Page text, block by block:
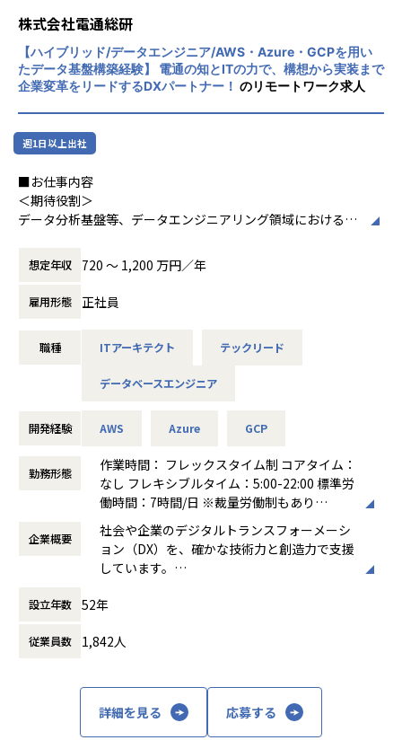
（賞与）に反映されます。
また、昇給のタイミングは年2回（7月、1月）です。プロジ
ェクト内での役割が上がる際には、昇給タイミングを待たず
直ちに昇給します。
スキルを上げれば給与が上がるという努力が報われるカルチ
ャーを醸成しています。
＜社風・その他＞
エンジニアのリモート併用率は90％！月の平均残業残業は9
時間！
プライベートも楽しめるよう、会社としてもお客様と調整
そのため、平日の夜や休日に趣味を楽しんでいるエンジニア
アルトワイズでは、趣味やプライベートを充実させることが
仕事をして頂くために様々な福利厚生がございます。
社員旅行や忘年会などのイベントなどで社内交流を充実さ
和気藹々した会社の雰囲気や組織を作り、「趣味やブライベ
ートを大切にしながらもスキルアップ出来る」カルチャーを
創り続けています。
＜手当一例＞
・趣味手当：3,000円/月（使用例：ライブ、コスプレ、ゲー
ムソフト、アニメ、漫画、スポーツ観戦など）
・アート手当：1,500円/月（使用例：演劇、美術館、博物
・キッカケ手当：2,000円/月（使用例：社員同士でお話をす
るキッカケに利用する費用）
ーをもった際に支給）
・Well-being手当：1,000円/月（使用例：ジム、エステ、マ
ッサージ、温泉、サウナなど）
メンバーへの適切なレビューや、技術的なフィードバック
の実施
■組織
・開発組織全体は約70名、うちWMSチームには約10名が所
属しています
・チーム内では、毎日の朝会でチケット進捗や運用の共有を
行う他、週次相談会で困りごとのディスカッションを行うな
ど、チーム内でサポートしあえる環境を作っています
・他チームとの連携として、ビジネスサイドの倉庫コンサル
タントとの開発物の共有や、倉庫の情報共有の場も設けてい
ザーのリアルな声をスピーディーに開発へフィードバックで
AI活用
Claude Code、Codex、GitHub Copilot、CodeRabbit、De
し、標準的な機能開発を中心に、コードレビューや日常の手
作業、調査業務の自動化など、テーマ設定から実行・定着ま
でAIによる作業代替を進めています。
◆AI活用を推進する専門チームと推進体制の構築
AIの活用と定着をミッションとする「AI Enabling Team」
を発足し、技術的支援を推進しています。各チームとのSync
MTGを通じて、AI時代に最適化した業務・開発プロセスの構
待ち時間を削減することでリードタイムを短縮しています。
◆AI活用の文化醸成と研究開発
な運用負荷を解消することで、PRD作成やロードマップ検討
段階からエンジニアが関与する更なる上流シフトを推進して
います。Why・Whatという本質的な問いに向き合い意思決
して社会実装できる
- LLM、RAG、画像認識、音声認識などを組み込んだAIプロ
ダクト開発に関われる
- フロントエンド・バックエンド・インフラを横断したフル
スタックな開発経験を活かせる
- PMやAIエンジニアと近い距離で、仕様検討から実装・改善
まで一気通貫で関われる
- 製造業の現場課題を解決する、社会的意義の大きいプロダ
クト開発に携われる
- 担当領域の技術的な難所を解き、チームの開発品質向上に
- 将来的にはテックリードや開発組織の中核メンバーとして
◼️業務内容
スキルやご経験、ご志向に応じて、以下のような業務をお任
運用
- Next.js、React、FastAPI等を用いたフロントエンド・バッ
クエンド開発
- LLM/RAG/画像認識/音声認識等を活用したAIアプリケーシ
- AIエンジニアと連携したAPI設計、データ連携、推論結果の
表示・活用設計
- 要件や仕様をもとにした画面設計、API設計、データベース
- 顧客やユーザーの業務フローを踏まえたUI/UX改善
た実装改善
- PM、AIエンジニア、ビジネスサイドとの仕様調整・技術相
- 既存プロダクト・既存システムの技術負債の解消、品質改
株式会社電通総研
【ハイブリッド/データエンジニア/AWS・Azure・GCPを用い
たデータ基盤構築経験】 電通の知とITの力で、構想から実装まで
企業変革をリードするDXパートナー！ のリモートワーク求人
週1日以上出社
■お仕事内容
＜期待役割＞
データ分析基盤等、データエンジニアリング領域における青
ための体系的な知識体系／ノウハウを獲得し、形式知化して
組織に還元する。
(1) Modern Data Stackをデータアーキテクチャ検討・検証
データ品質やデータの可観測性などが重要である。
しかし、具体的な管理手法は発展途上であるため、その確
立に取り組める
(3) データ品質特性とそれに対応するメタデータの抽出およ
び可視化方法、データフォーマットやレイクハウス、
データモデリングの技術の有用性検証など、地に足の着い
たデータマネジメントスキルを身につけられる
■部署のビジョン/ミッション（ビジネス展望・顧客提供価
クロスイノベーション本部は、技術をベースに組織、社会に
貢献することを第一のミッションとしています。
想定年収 720 〜 1,200 万円／年
雇用形態 正社員
職種 ITアーキテクト テックリード
データベースエンジニア
開発経験 AWS Azure GCP
勤務形態
作業時間： フレックスタイム制 コアタイム：
なし フレキシブルタイム：5:00-22:00 標準労
働時間：7時間/日 ※裁量労働制もあり
働き方：フルフレックス制
時間外労働の有無： 有（月平均10時間～30
時間）
休憩時間： 60分
企業概要
社会や企業のデジタルトランスフォーメーシ
ョン（DX）を、確かな技術力と創造力で支援
しています。
関や製造業のトップクラスの企業と直接取引
ョンを提供しています。
設立年数 52年
従業員数 1,842人
詳細を見る 応募する